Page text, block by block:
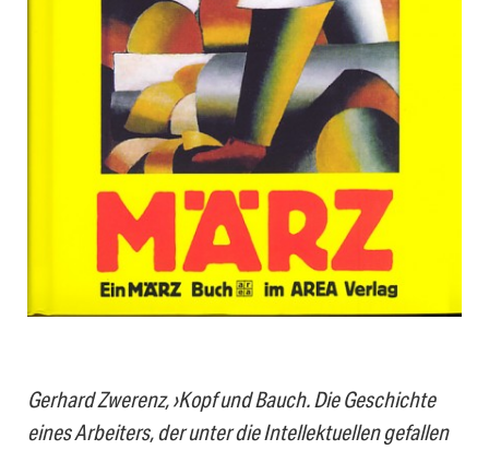
Gerhard Zwerenz, ›Kopf und Bauch. Die Geschichte
eines Arbeiters, der unter die Intellektuellen gefallen